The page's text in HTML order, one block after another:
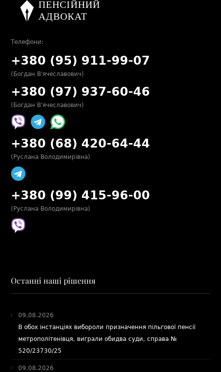
Телефони:
+380 (95) 911-99-07
(Богдан В'ячеславович)
+380 (97) 937-60-46
(Богдан В'ячеславович)
+380 (68) 420-64-44
(Руслана Володимирівна)
+380 (99) 415-96-00
(Руслана Володимирівна)
Останні наші рішення
09.08.2026
В обох інстанціях вибороли призначення пільгової пенсії
метрополітенівця, виграли обидва суди, справа №
520/23730/25
09.08.2026